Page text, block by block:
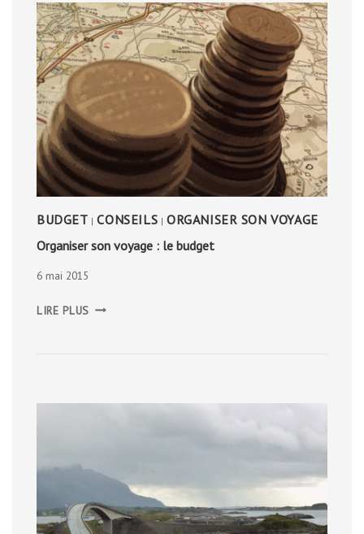
BUDGET |CONSEILS | ORGANISER SON VOYAGE
Organiser son voyage : le budget
6 mai 2015
LIRE PLUS SON